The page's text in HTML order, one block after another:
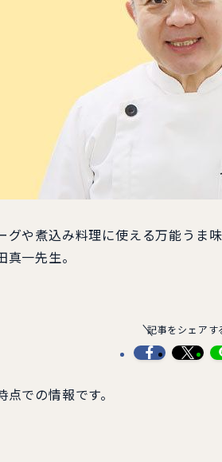
グや煮込み料理に使える万能う
一先生。
記事をシェアす
での情報です。